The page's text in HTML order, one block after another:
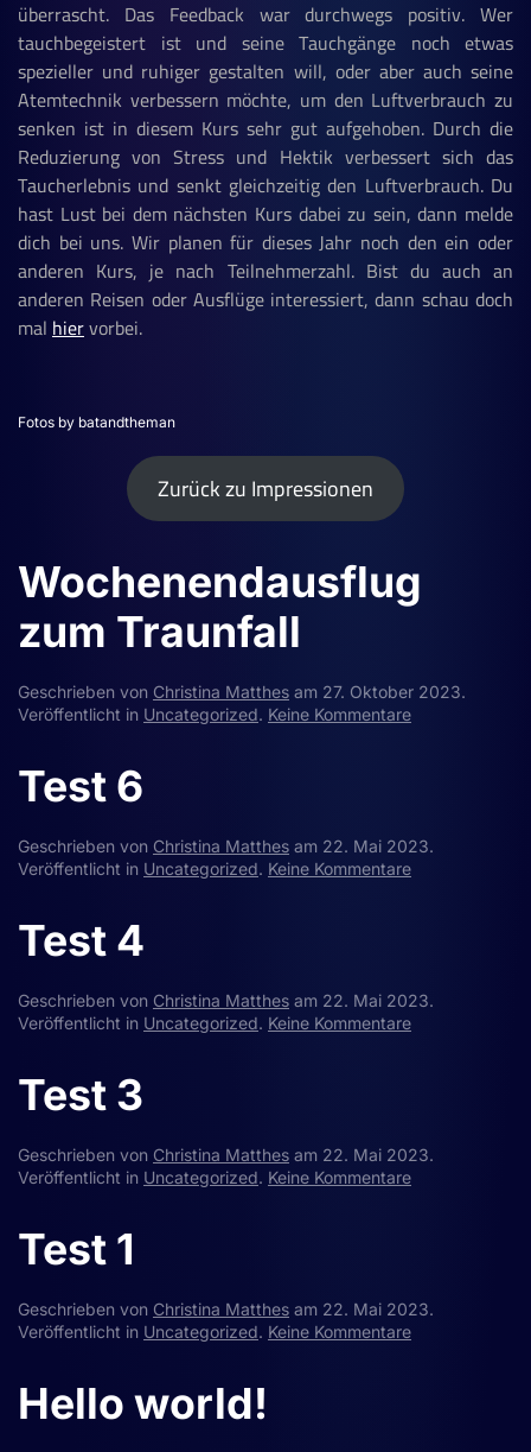
überrascht. Das Feedback war durchwegs positiv. Wer
tauchbegeistert ist und seine Tauchgänge noch etwas
spezieller und ruhiger gestalten will, oder aber auch seine
Atemtechnik verbessern möchte, um den Luftverbrauch zu
senken ist in diesem Kurs sehr gut aufgehoben. Durch die
Reduzierung von Stress und Hektik verbessert sich das
Taucherlebnis und senkt gleichzeitig den Luftverbrauch. Du
hast Lust bei dem nächsten Kurs dabei zu sein, dann melde
dich bei uns. Wir planen für dieses Jahr noch den ein oder
anderen Kurs, je nach Teilnehmerzahl. Bist du auch an
anderen Reisen oder Ausflüge interessiert, dann schau doch
malhiervorbei.
Fotos by batandtheman
Zurück zu Impressionen
Wochenendausflug
zum Traunfall
Geschrieben von Christina Matthes am 27. Oktober 2023.
Veröffentlicht in Uncategorized. Keine Kommentarezu
Test 6
Geschrieben von Christina Matthes am 22. Mai 2023.
Veröffentlicht in Uncategorized. Keine Kommentarezu
Test 4
Geschrieben von Christina Matthes am 22. Mai 2023.
Veröffentlicht in Uncategorized. Keine Kommentarezu
Test 3
Geschrieben von Christina Matthes am 22. Mai 2023.
Veröffentlicht in Uncategorized. Keine Kommentarezu
Test 1
Geschrieben von Christina Matthes am 22. Mai 2023.
Veröffentlicht in Uncategorized. Keine Kommentarezu
Hello world!